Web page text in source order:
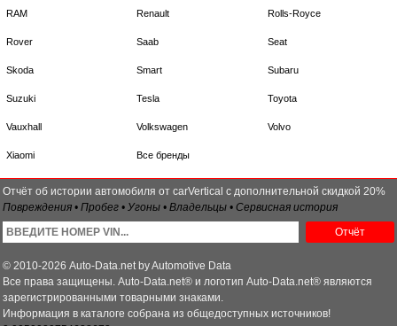
RAM Renault Rolls-Royce
Rover Saab Seat
Skoda Smart Subaru
Suzuki Tesla Toyota
Vauxhall Volkswagen Volvo
Xiaomi Все бренды
Отчёт об истории автомобиля от carVertical с дополнительной скидкой 20%
Повреждения • Пробег • Угоны • Владельцы • Сервисная история
Отчёт
© 2010-2026 Auto-Data.net by Automotive Data
Все права защищены. Auto-Data.net® и логотип Auto-Data.net® являются
зарегистрированными товарными знаками.
Информация в каталоге собрана из общедоступных источников!